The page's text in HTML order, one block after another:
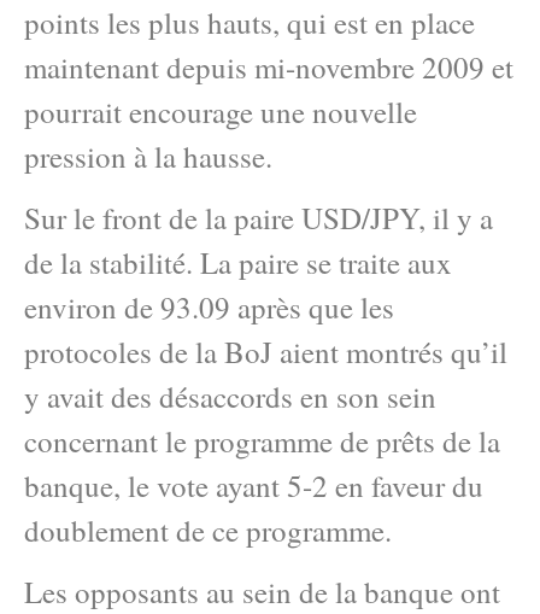
points les plus hauts, qui est en place
maintenant depuis mi-novembre 2009 et
pourrait encourage une nouvelle
pression à la hausse.
Sur le front de la paire USD/JPY, il y a
de la stabilité. La paire se traite aux
environ de 93.09 après que les
protocoles de la BoJ aient montrés qu’il
y avait des désaccords en son sein
concernant le programme de prêts de la
banque, le vote ayant 5-2 en faveur du
doublement de ce programme.
Les opposants au sein de la banque ont